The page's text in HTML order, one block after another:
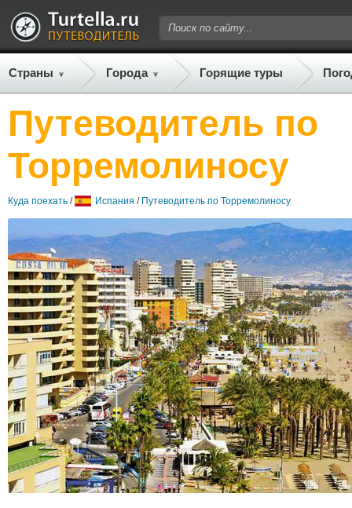
Страны Города Горящие туры
Путеводитель по
Торремолиносу
Куда поехать / Испания / Путеводитель по Торремолиносу